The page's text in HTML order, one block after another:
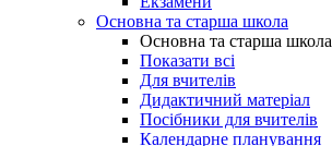
Основна та старша школа
Основна та старша школа
Показати всі
Для вчителів
Дидактичний матеріал
Посібники для вчителів
Календарне планування